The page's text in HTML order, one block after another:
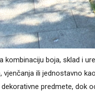
kombinaciju boja, sklad i
vjenčanja ili jednostavno
predmete, dok